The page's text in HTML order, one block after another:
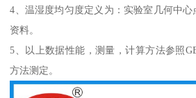
4、温湿度均匀度定义为：实验室几何中
资料。
5、以上数据性能，测量，计算方法参照
方法测定。